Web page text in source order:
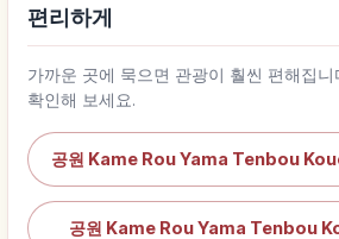
편리하게
가까운 곳에 묵으면 관광이 훨씬 편해집니
확인해 보세요.
공원 Kame Rou Yama Tenbou
공원 Kame Rou Yama Tenbou